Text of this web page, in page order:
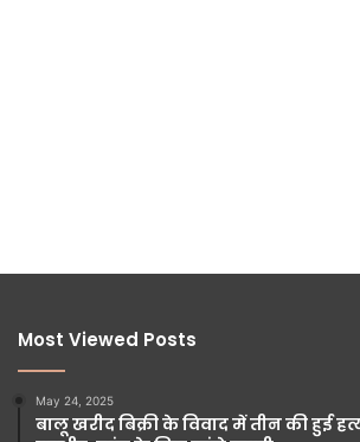
Most Viewed Posts
May 24, 2025
बालू खरीद बिक्री के विवाद में तीन की हुई